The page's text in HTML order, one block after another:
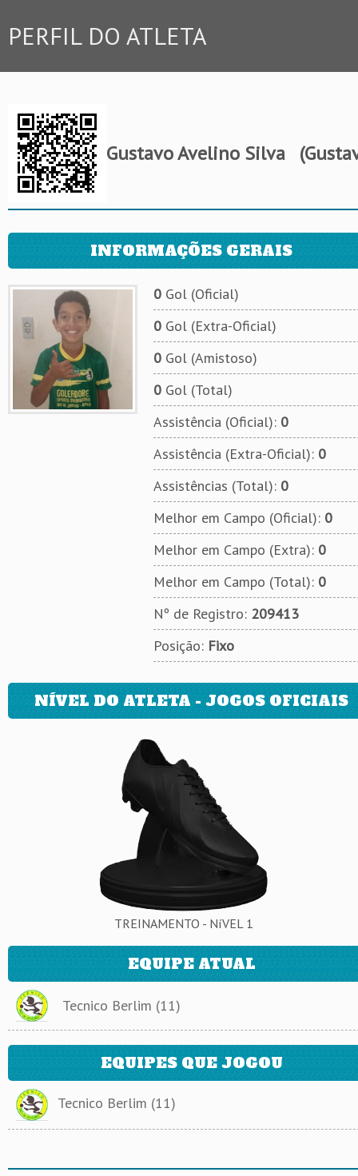
PERFIL DO ATLETA
Gustavo Avelino Silva
INFORMAÇÕES GERAIS
0Gol (Oficial)
0Gol (Extra-Oficial)
0Gol (Amistoso)
0Gol (Total)
Assistência (Oficial): 0
Assistência (Extra-Oficial): 0
Assistências (Total): 0
Melhor em Campo (Oficial): 0
Melhor em Campo (Extra): 0
Melhor em Campo (Total): 0
Nº de Registro: 209413
Posição: Fixo
NÍVEL DO ATLETA - JOGOS OFICIAIS
TREINAMENTO - NíVEL 1
EQUIPE ATUAL
Tecnico Berlim (11)
EQUIPES QUE JOGOU
Tecnico Berlim (11)